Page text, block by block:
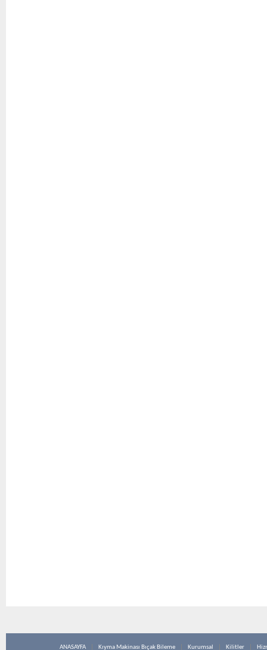
ANASAYFA Kıyma Makinası Bıçak Bileme Kurumsal Kilitler